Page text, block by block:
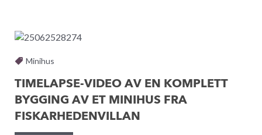
Minihus
TIMELAPSE-VIDEO AV EN KOMPLETT
BYGGING AV ET MINIHUS FRA
FISKARHEDENVILLAN